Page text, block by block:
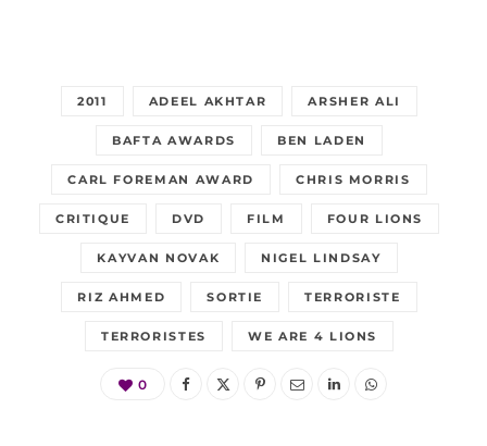
2011 ADEEL AKHTAR ARSHER ALI
BAFTA AWARDS BEN LADEN
CARL FOREMAN AWARD CHRIS MORRIS
CRITIQUE DVD FILM FOUR LIONS
KAYVAN NOVAK NIGEL LINDSAY
RIZ AHMED SORTIE TERRORISTE
TERRORISTES WE ARE 4 LIONS
0